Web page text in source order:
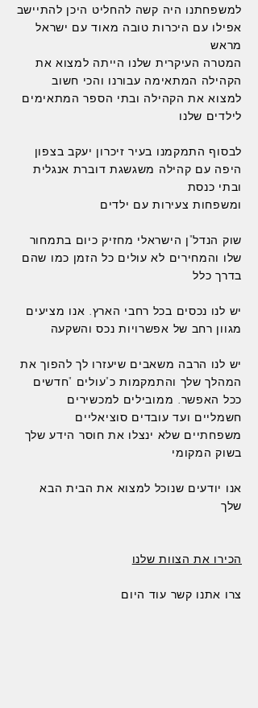
למשפחתנו היה קשה להחליט היכן להתיישב
אפילו עם היכרות טובה מאוד עם ישראל
מראש
המטרה העיקרית שלנו הייתה למצוא את
הקהילה המתאימה עבורנו והכי חשוב
למצוא את הקהילה ובתי הספר המתאימים
לילדים שלנו
לבסוף התמקמנו בעיר זיכרון יעקב בצפון
היפה עם קהילה משגשגת דוברת אנגלית
ובתי כנסת
ומשפחות צעירות עם ילדים
שוק הנדל"ן הישראלי מחזיק כיום בתמחור
שלו והמחירים לא עולים כל הזמן כמו שהם
בדרך כלל
יש לנו נכסים בכל רחבי הארץ. אנו מציעים
מגוון רחב של אפשרויות נכס והשקעה
יש לנו הרבה משאבים שיעזרו לך להפוך את
המהלך שלך והתמקמות כ"עולים "חדשים
ככל האפשר. ממובילים למכשירים
חשמליים ועד עובדים סוציאליים
משפחתיים שלא ינצלו את חוסר הידע שלך
בשוק המקומי
אנו יודעים שנוכל למצוא את הבית הבא
שלך
הכירו את הצוות שלנו
צרו אתנו קשר עוד היום